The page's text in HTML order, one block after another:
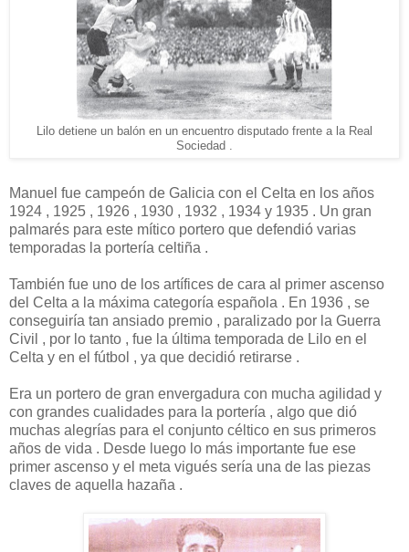
Lilo detiene un balón en un encuentro disputado frente a la Real
Sociedad .
Manuel fue campeón de Galicia con el Celta en los años
1924 , 1925 , 1926 , 1930 , 1932 , 1934 y 1935 . Un gran
palmarés para este mítico portero que defendió varias
temporadas la portería celtiña .
También fue uno de los artífices de cara al primer ascenso
del Celta a la máxima categoría española . En 1936 , se
conseguiría tan ansiado premio , paralizado por la Guerra
Civil , por lo tanto , fue la última temporada de Lilo en el
Celta y en el fútbol , ya que decidió retirarse .
Era un portero de gran envergadura con mucha agilidad y
con grandes cualidades para la portería , algo que dió
muchas alegrías para el conjunto céltico en sus primeros
años de vida . Desde luego lo más importante fue ese
primer ascenso y el meta vigués sería una de las piezas
claves de aquella hazaña .